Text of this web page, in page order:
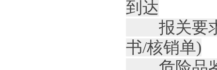
到达
报关要求
书/核销单)